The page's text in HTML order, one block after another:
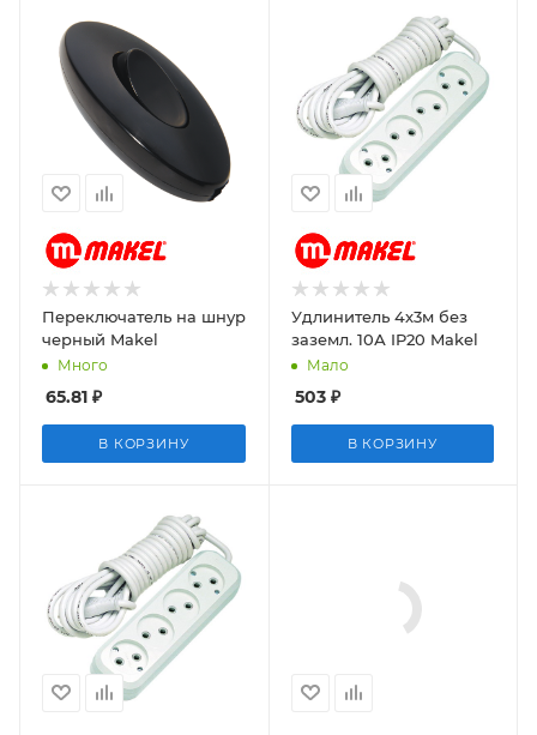
Переключатель на шнур
черный Makel
Много
65.81 ₽
В КОРЗИНУ
Удлинитель 4х3м без
заземл. 10А IP20 Makel
Мало
503₽
В КОРЗИНУ